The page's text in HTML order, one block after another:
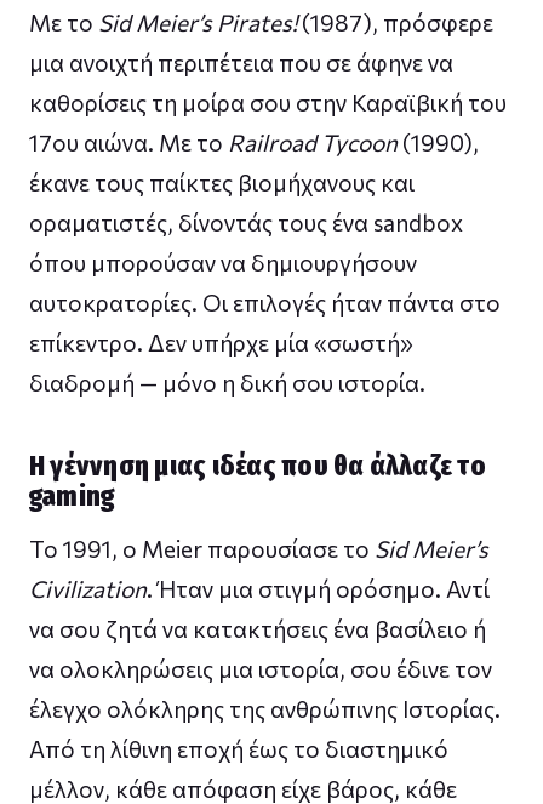
Με το Sid Meier’s Pirates!(1987), πρόσφερε
μια ανοιχτή περιπέτεια που σε άφηνε να
καθορίσεις τη μοίρα σου στην Καραϊβική του
17ου αιώνα. Με το Railroad Tycoon(1990),
έκανε τους παίκτες βιομήχανους και
οραματιστές, δίνοντάς τους ένα sandbox
όπου μπορούσαν να δημιουργήσουν
αυτοκρατορίες. Οι επιλογές ήταν πάντα στο
επίκεντρο. Δεν υπήρχε μία «σωστή»
διαδρομή — μόνο η δική σου ιστορία.
Η γέννηση μιας ιδέας που θα άλλαζε το
gaming
Το 1991, ο Meier παρουσίασε το Sid Meier’s
Civilization. Ήταν μια στιγμή ορόσημο. Αντί
να σου ζητά να κατακτήσεις ένα βασίλειο ή
να ολοκληρώσεις μια ιστορία, σου έδινε τον
έλεγχο ολόκληρης της ανθρώπινης Ιστορίας.
Από τη λίθινη εποχή έως το διαστημικό
μέλλον, κάθε απόφαση είχε βάρος, κάθε